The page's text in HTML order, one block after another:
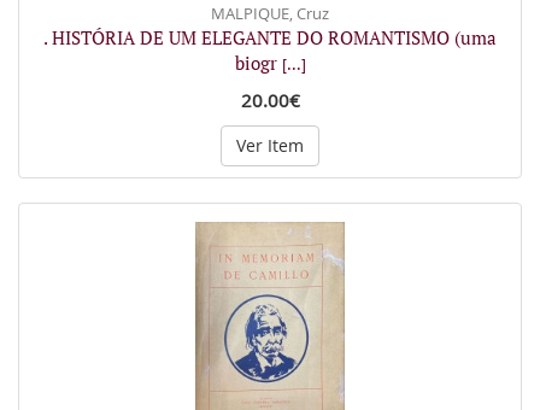
MALPIQUE, Cruz
. HISTÓRIA DE UM ELEGANTE DO ROMANTISMO (uma
biogr [...]
20.00€
Ver Item